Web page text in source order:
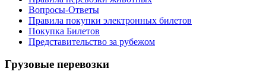
Вопросы-Ответы
Правила покупки электронных билетов
Покупка Билетов
Представительство за рубежом
Грузовые перевозки